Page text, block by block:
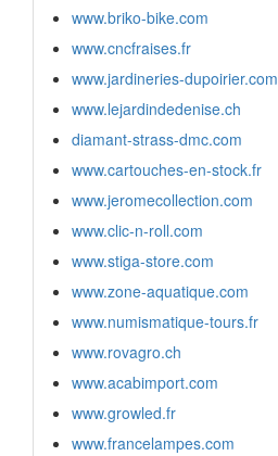
www.briko-bike.com
www.cncfraises.fr
www.jardineries-dupoirier.com
www.lejardindedenise.ch
diamant-strass-dmc.com
www.cartouches-en-stock.fr
www.jeromecollection.com
www.clic-n-roll.com
www.stiga-store.com
www.zone-aquatique.com
www.numismatique-tours.fr
www.rovagro.ch
www.acabimport.com
www.growled.fr
www.francelampes.com